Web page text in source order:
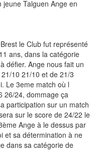
Talguen Ange en
le Club fut représenté
ans, dans la catégorie
défier. Ange nous fait un
10 21/10 et de 21/3
Le 3eme match où l
26/24, dommage ça
participation sur un match
sur le score de 24/22 le
Ange à le dessus par
et sa détermination à ne
dans sa catégorie de